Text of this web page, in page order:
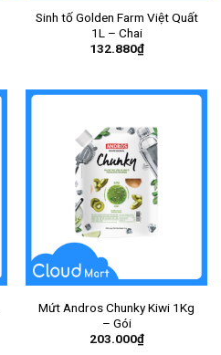
Sinh tố Golden Farm Việt Quất
1L – Chai
132.880₫
Mứt Andros Chunky Kiwi 1Kg
– Gói
203.000₫